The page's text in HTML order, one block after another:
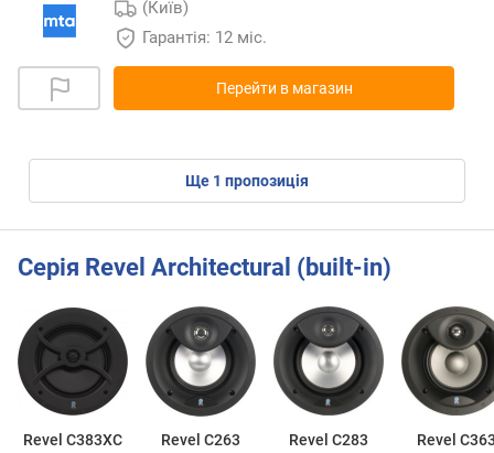
(Київ)
Гарантія: 12 міс.
Перейти в магазин
ще 1 пропозиція
Серія Revel Architectural (built-in)
Revel C383XC Revel C263 Revel C283 Revel